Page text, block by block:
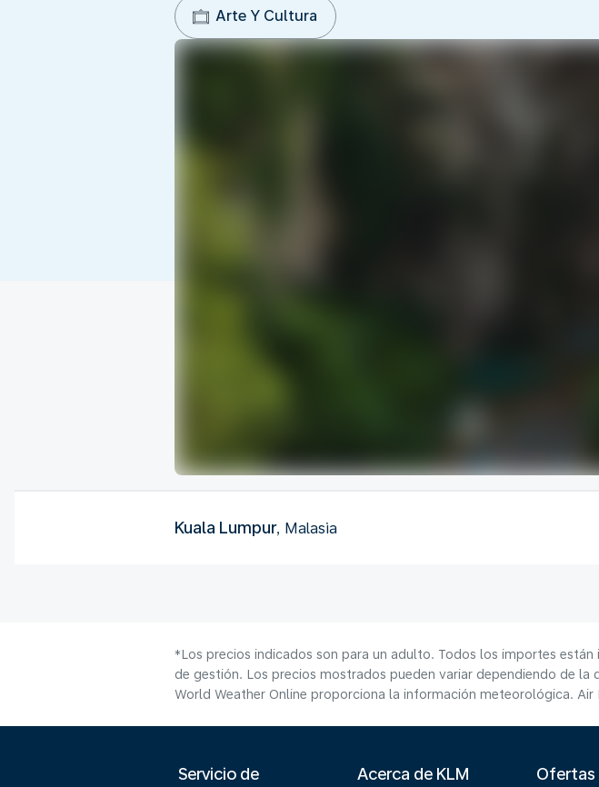
Arte Y Cultura
Kuala Lumpur, Malasia
*Los precios indicados son para un adulto. Todos los importes
de gestión. Los precios mostrados pueden variar dependiendo de la
World Weather Online proporciona la información meteorológica.
Servicio de
Acerca de KLM Ofertas